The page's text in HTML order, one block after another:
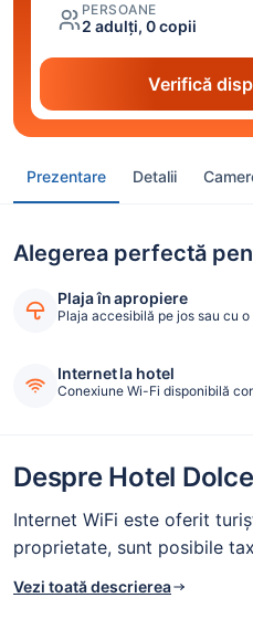
PERSOANE
2 adulți, 0 copii
Verifică
Prezentare Detalii
Alegerea perfectă
Plaja în apropiere
Plaja accesibilă pe jos sau cu
Internet la hotel
Conexiune Wi-Fi disponibilă
Despre Hotel
Internet WiFi este oferit
proprietate, sunt posibile
Vezi toată descrierea